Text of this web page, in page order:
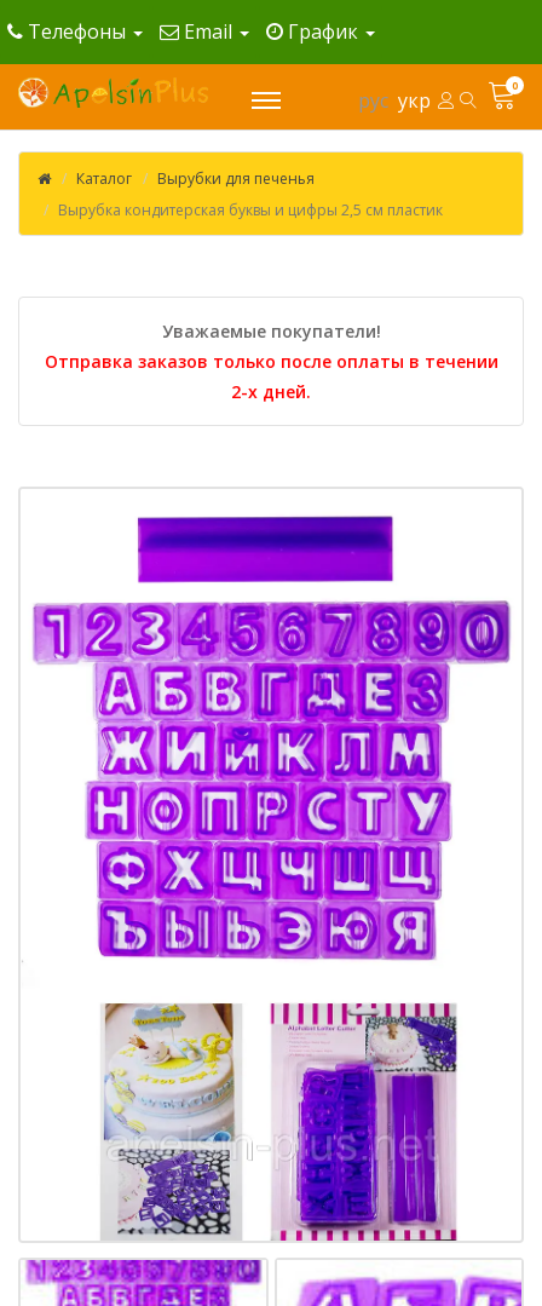
Телефоны Email График
рус укр
0
Каталог
Вырубки для печенья
Вырубка кондитерская буквы и цифры 2,5 см пластик
Уважаемые покупатели!
Отправка заказов только после оплаты в течении
2-х дней.